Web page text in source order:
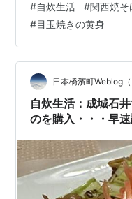
そしてもう一人前残っ
弾をチャレンジ。
ースの2度味付けをさ
ピングするようにし
度目の関西焼そば 材
#自炊生活 #関西焼そ
#目玉焼きの黄身
日本橋濱町Weblog（
自炊生活：成城石
のを購入・・・早